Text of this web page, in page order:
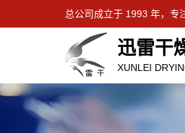
总公司成立于 1993 年，专
迅雷干
XUNLEI